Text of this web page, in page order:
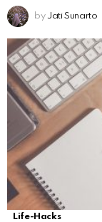
by Jati Sunarto
Life-Hacks